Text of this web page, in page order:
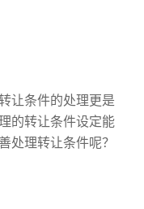
让条件的处理更是
的转让条件设定能
处理转让条件呢？